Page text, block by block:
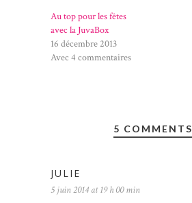
Au top pour les fêtes
avec la JuvaBox
16 décembre 2013
Avec 4 commentaires
5 COMMENTS
JULIE
5 juin 2014 at 19 h 00 min